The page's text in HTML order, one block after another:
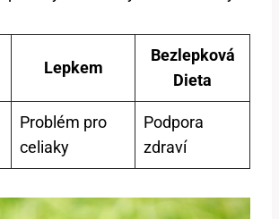
Lepkem
Bezlepková
Dieta
Problém pro
celiaky
Podpora
zdraví